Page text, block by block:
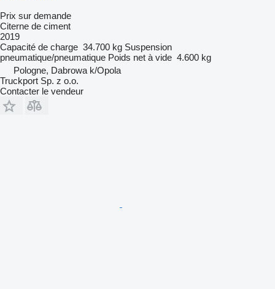
Prix sur demande
Citerne de ciment
2019
Capacité de charge 34.700 kg Suspension
pneumatique/pneumatique Poids net à vide 4.600 kg
Pologne, Dabrowa k/Opola
Truckport Sp. z o.o.
Contacter le vendeur